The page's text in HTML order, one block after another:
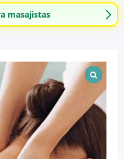
masajistas